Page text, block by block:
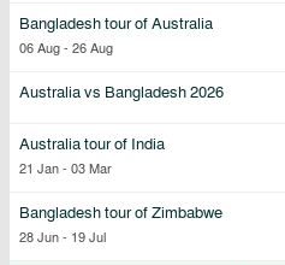
Bangladesh tour of Australia
06 Aug - 26 Aug
Australia vs Bangladesh 2026
Australia tour of India
21 Jan - 03 Mar
Bangladesh tour of Zimbabwe
28 Jun - 19 Jul